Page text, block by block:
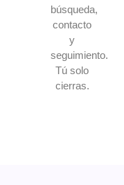
búsqueda,
contacto
y
seguimiento.
Tú solo
cierras.